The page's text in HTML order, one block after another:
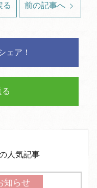
る 前の記事へ
ェア！
る
人気記事
知らせ